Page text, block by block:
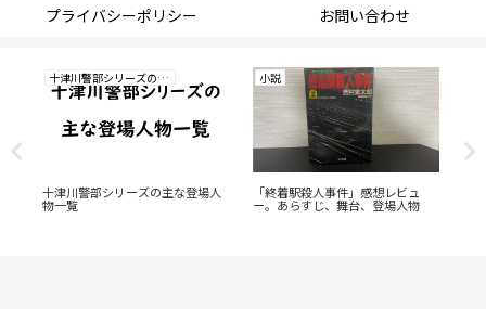
プライバシーポリシー
お問い合わせ
十津川警部シリーズの研究
十津川警部シリーズの主な登場人
物一覧
小説
「終着駅殺人事件」感想レビュ
ー。あらすじ、舞台、登場人物